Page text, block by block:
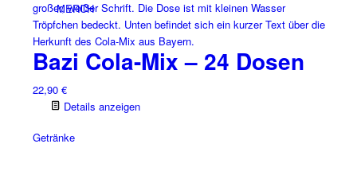
MERCH
Getränke
Bazi Cola-Mix – 24 Dosen
22,90 €
Details anzeigen